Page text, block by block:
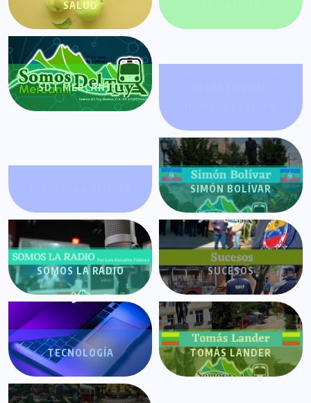
SALUD
SDT MERCANTIL
SIMÓN BOLÍVAR
SOMOS LA RADIO SUCESOS
TECNOLOGÍA TOMÁS LANDER